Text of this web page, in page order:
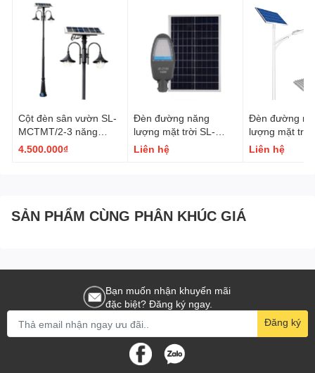
Cột đèn sân vườn SL-
MCTMT/2-3 năng
lượng mặt trời
4.500.000₫
Đèn đường năng
lượng mặt trời SL-
ZD150
Liên hệ
Đèn đường
lượng mặt trời
OTJ1
Liên hệ
SẢN PHẨM CÙNG PHÂN KHÚC GIÁ
Bạn muốn nhận khuyến mãi
đặc biệt? Đăng ký ngay.
Đăng ký